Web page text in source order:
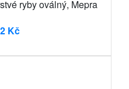
ryby oválný, Mepra
Kč